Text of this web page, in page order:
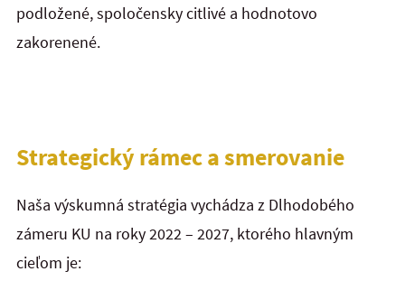
podložené, spoločensky citlivé a hodnotovo
zakorenené.
Strategický rámec a smerovanie
Naša výskumná stratégia vychádza z Dlhodobého
zámeru KU na roky 2022 – 2027, ktorého hlavným
cieľom je: